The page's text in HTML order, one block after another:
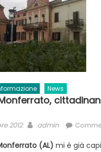
News
2012 Author
admin
(AL) mi è già